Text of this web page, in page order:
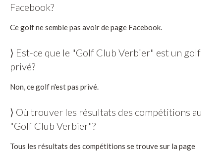
Facebook?
Ce golf ne semble pas avoir de page Facebook.
⟩ Est-ce que le "Golf Club Verbier" est un golf
privé?
Non, ce golf n'est pas privé.
⟩ Où trouver les résultats des compétitions au
"Golf Club Verbier"?
Tous les résultats des compétitions se trouve sur la page